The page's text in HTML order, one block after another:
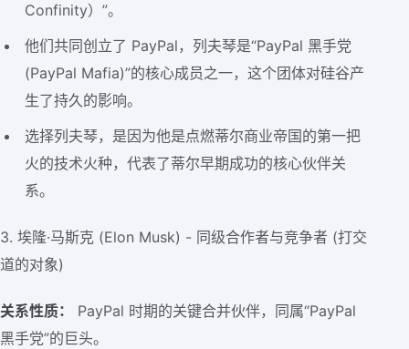
Confinity）”。
他们共同创立了 PayPal，列夫琴是“PayPal 黑手党
(PayPal Mafia)”的核心成员之一，这个团体对硅谷产
生了持久的影响。
选择列夫琴，是因为他是点燃蒂尔商业帝国的第一把
火的技术火种，代表了蒂尔早期成功的核心伙伴关
系。
3. 埃隆·马斯克 (Elon Musk) - 同级合作者与竞争者 (打交
道的对象)
关系性质：
PayPal 时期的关键合并伙伴，同属“PayPal
黑手党”的巨头。